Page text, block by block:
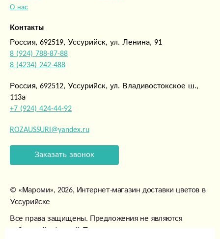
Контакты
Россия, 692519, Уссурийск, ул. Ленина, 91
8 (924) 788-87-88
8 (4234) 242-488
Россия, 692512, Уссурийск, ул. Владивостокское ш.,
113а
+7 (924) 424-44-92
ROZAUSSURI@yandex.ru
Заказать звонок
О нас
© «Мароми», 2026, Интернет-магазин доставки цветов в
Уссурийске
Все права защищены. Предложения не являются
публичной офертой. Товары могут незначительно